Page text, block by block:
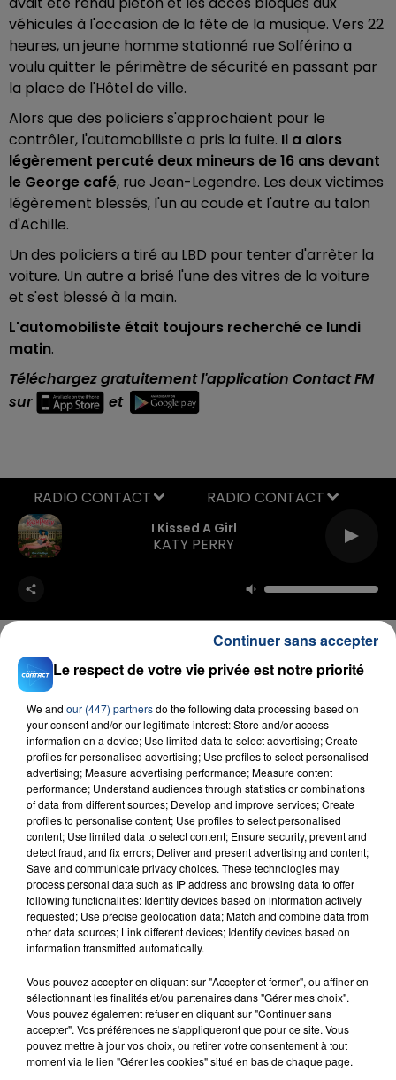
véhicules à l'occasion de la fête de la musique. Vers 22
heures, un jeune homme stationné rue Solférino a
voulu quitter le périmètre de sécurité en passant par
la place de l'Hôtel de ville.
Alors que des policiers s'approchaient pour le
contrôler, l'automobiliste a pris la fuite. Il a alors
légèrement percuté deux mineurs de 16 ans devant
le George café, rue Jean-Legendre. Les deux victimes
légèrement blessés, l'un au coude et l'autre au talon
d'Achille.
Un des policiers a tiré au LBD pour tenter d'arrêter la
voiture. Un autre a brisé l'une des vitres de la voiture
et s'est blessé à la main.
L'automobiliste était toujours recherché ce lundi
matin.
Téléchargez gratuitement l'application Contact FM
sur
et
I Kissed A Girl
KATY PERRY
RADIO CONTACT
FIL D'ACTU
23 juillet 2026
INCENDIE MORTEL À LENS : UNE FEMME ET
SON BÉBÉ ENTRE LA VIE ET LA...
Un homme s'est immolé par le feu après avoir
aspergé sa compagne et leur bébé de trois mois
d'un liquide inflammable.
Le respect de votre vie privée est notre priorité
We and our (447) partnersdo the following data processing based on
your consent and/or our legitimate interest: Store and/or access
information on a device; Use limited data to select advertising; Create
profiles for personalised advertising; Use profiles to select personalised
advertising; Measure advertising performance; Measure content
performance; Understand audiences through statistics or combinations
of data from different sources; Develop and improve services; Create
profiles to personalise content; Use profiles to select personalised
content; Use limited data to select content; Ensure security, prevent and
detect fraud, and fix errors; Deliver and present advertising and content;
Save and communicate privacy choices. These technologies may
process personal data such as IP address and browsing data to offer
following functionalities: Identify devices based on information actively
requested; Use precise geolocation data; Match and combine data from
other data sources; Link different devices; Identify devices based on
information transmitted automatically.
Vous pouvez accepter en cliquant sur "Accepter et fermer", ou affiner en
sélectionnant les finalités et/ou partenaires dans "Gérer mes choix".
Vous pouvez également refuser en cliquant sur "Continuer sans
accepter". Vos préférences ne s'appliqueront que pour ce site. Vous
pouvez mettre à jour vos choix, ou retirer votre consentement à tout
moment via le lien "Gérer les cookies" situé en bas de chaque page.
Continuer sans accepter